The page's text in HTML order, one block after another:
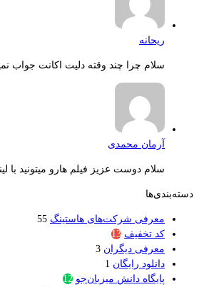
ریحانه
سلام چرا چند وقته دلیت اکانت جواب
آرمان محمدی
سلام دوست عزیز فیلم هارو میتونید با
دسته‌بندی‌ها
معرفی شرکت‌های هاستینگ 55
کد تخفیف 13
معرفی دیگران 3
دانلود رایگان 1
پایگاه دانش میزبان‌جو 12